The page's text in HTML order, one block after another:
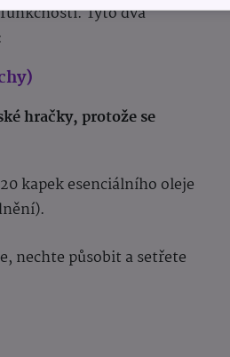
Tyto dva
hračky, protože se
kapek esenciálního oleje
nechte působit a setřete